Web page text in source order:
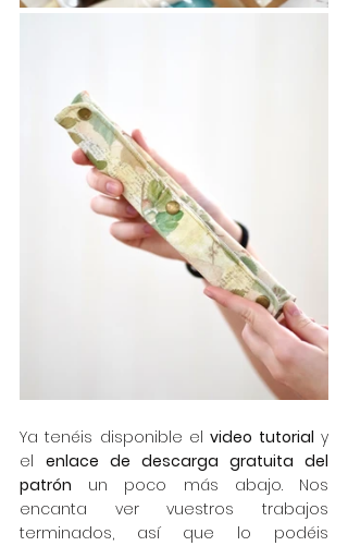
Ya tenéis disponible el video tutorial y
el enlace de descarga gratuita del
patrón un poco más abajo. Nos
encanta ver vuestros trabajos
terminados, así que lo podéis